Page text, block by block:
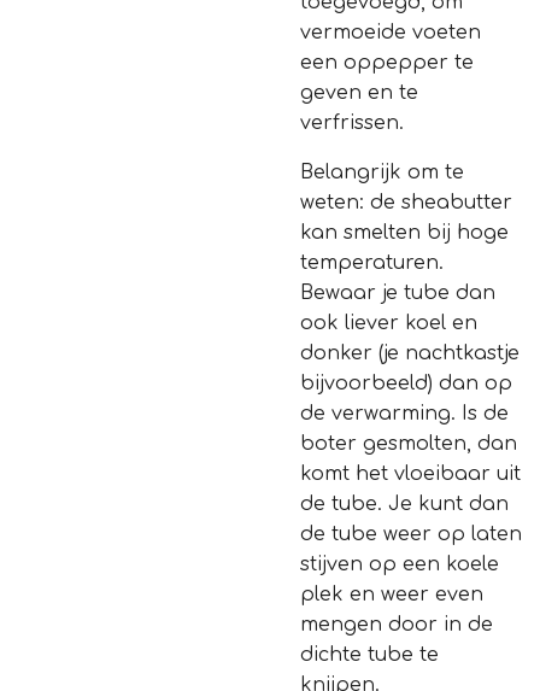
vermoeide voeten
een oppepper te
geven en te
verfrissen.
Belangrijk om te
weten: de sheabutter
kan smelten bij hoge
temperaturen.
Bewaar je tube dan
ook liever koel en
donker (je nachtkastje
bijvoorbeeld) dan op
de verwarming. Is de
boter gesmolten, dan
komt het vloeibaar uit
de tube. Je kunt dan
de tube weer op laten
stijven op een koele
plek en weer even
mengen door in de
dichte tube te
knijpen.